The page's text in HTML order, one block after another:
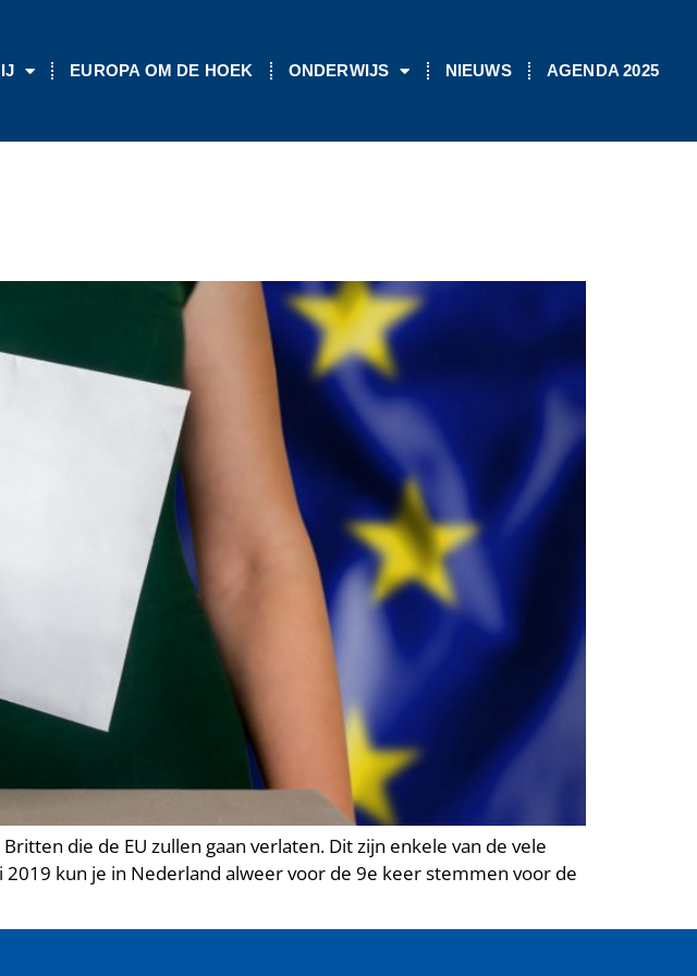
EUROPA OM DE HOEK ONDERWIJS NIEUWS AGENDA 2025
die de EU zullen gaan verlaten. Dit zijn enkele van de vele
kun je in Nederland alweer voor de 9e keer stemmen voor de